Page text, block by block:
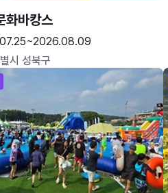
화바캉스
시 성북구